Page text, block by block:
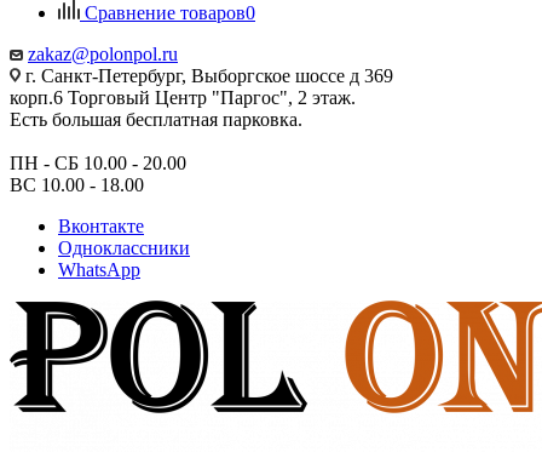
Сравнение товаров0
zakaz@polonpol.ru
г. Санкт-Петербург, Выборгское шоссе д 369
корп.6 Торговый Центр "Паргос", 2 этаж.
Есть большая бесплатная парковка.
ПН - СБ 10.00 - 20.00
ВС 10.00 - 18.00
Вконтакте
Одноклассники
WhatsApp